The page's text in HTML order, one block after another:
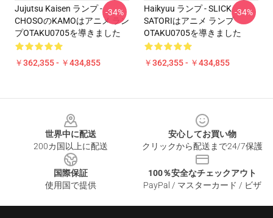
Jujutsu Kaisen ランプ -
CHOSOのKAMOはアニメ ラン
プOTAKU0705を導きました
￥362,355 - ￥434,855
-34%
Haikyuu ランプ - SLICK
SATORIはアニメ ランプ
OTAKU0705を導きました
￥362,355 - ￥434,855
-34%
世界中に配送
200カ国以上に配送
安心してお買い物
クリックから配送まで24/7保護
国際保証
使用国で提供
100％安全なチェックアウト
PayPal / マスターカード / ビザ